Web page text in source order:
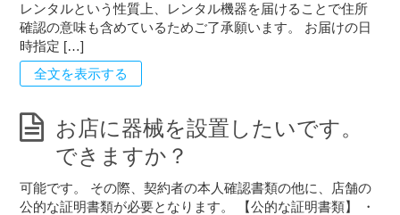
レンタルという性質上、レンタル機器を届けることで住所
確認の意味も含めているためご了承願います。 お届けの日
時指定 […]
全文を表示する
お店に器械を設置したいです。
できますか？
可能です。 その際、契約者の本人確認書類の他に、店舗の
公的な証明書類が必要となります。 【公的な証明書類】 ・